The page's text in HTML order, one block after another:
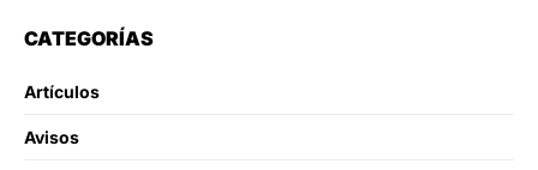
CATEGORÍAS
Artículos
Avisos